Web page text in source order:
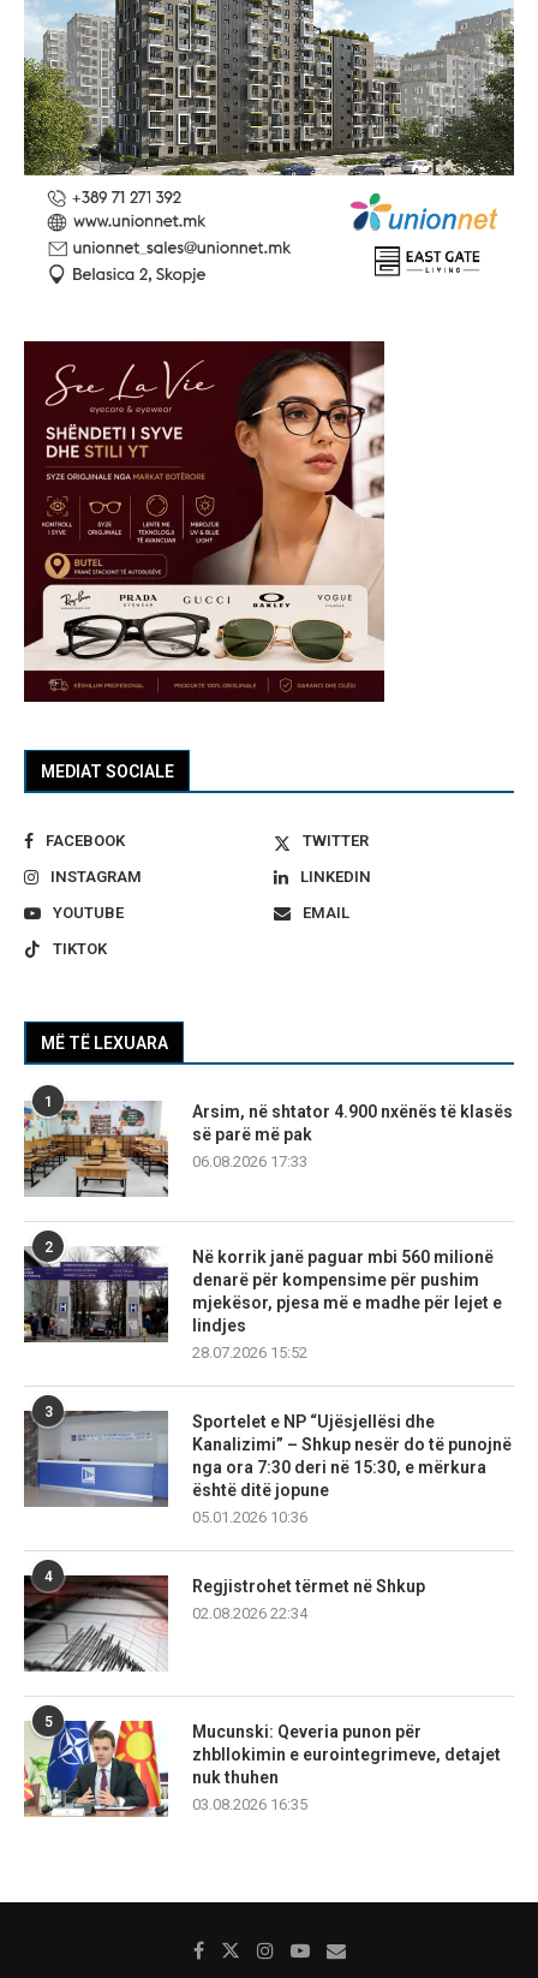
MEDIAT SOCIALE
FACEBOOK
TWITTER
INSTAGRAM
LINKEDIN
YOUTUBE
EMAIL
TIKTOK
MË TË LEXUARA
1
Arsim, në shtator 4.900 nxënës të klasës
së parë më pak
06.08.2026 17:33
2
Në korrik janë paguar mbi 560 milionë
denarë për kompensime për pushim
mjekësor, pjesa më e madhe për lejet e
lindjes
28.07.2026 15:52
3
Sportelet e NP “Ujësjellësi dhe
Kanalizimi” – Shkup nesër do të punojnë
nga ora 7:30 deri në 15:30, e mërkura
është ditë jopune
05.01.2026 10:36
4
Regjistrohet tërmet në Shkup
02.08.2026 22:34
5
Mucunski: Qeveria punon për
zhbllokimin e eurointegrimeve, detajet
nuk thuhen
03.08.2026 16:35